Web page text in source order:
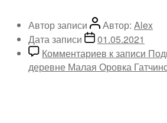
Автор записи Автор: Alex
Дата записи
01.05.2021
Комментариев к записи
деревне Малая Оровка